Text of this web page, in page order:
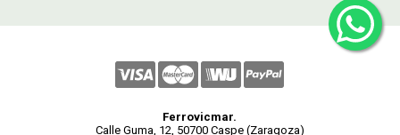
Ferrovicmar.
Calle Guma, 12, 50700 Caspe (Zaragoza)